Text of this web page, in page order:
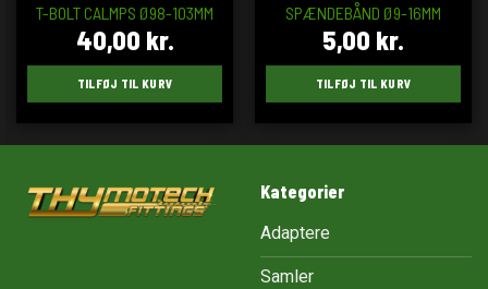
T-BOLT CALMPS Ø98-103MM
40,00 kr.
TILFØJ TIL KURV
SPÆNDEBÅND Ø9-16MM
5,00 kr.
TILFØJ TIL KURV
Kategorier
Adaptere
Samler